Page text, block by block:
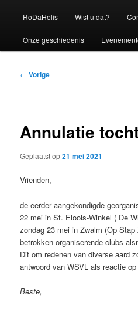
RoDaHelis Wist u dat?
Onze geschiedenis
Bericht
← Vorige
Annulatie
Geplaatst op21 mei 2021
Vrienden,
de eerder aangekondigde
22 mei in St. Eloois-Winkel ( De
zondag 23 mei in Zwalm (Op Stap
betrokken organiserende clubs
Dit om redenen van diverse aard
antwoord van WSVL als reactie
Beste,